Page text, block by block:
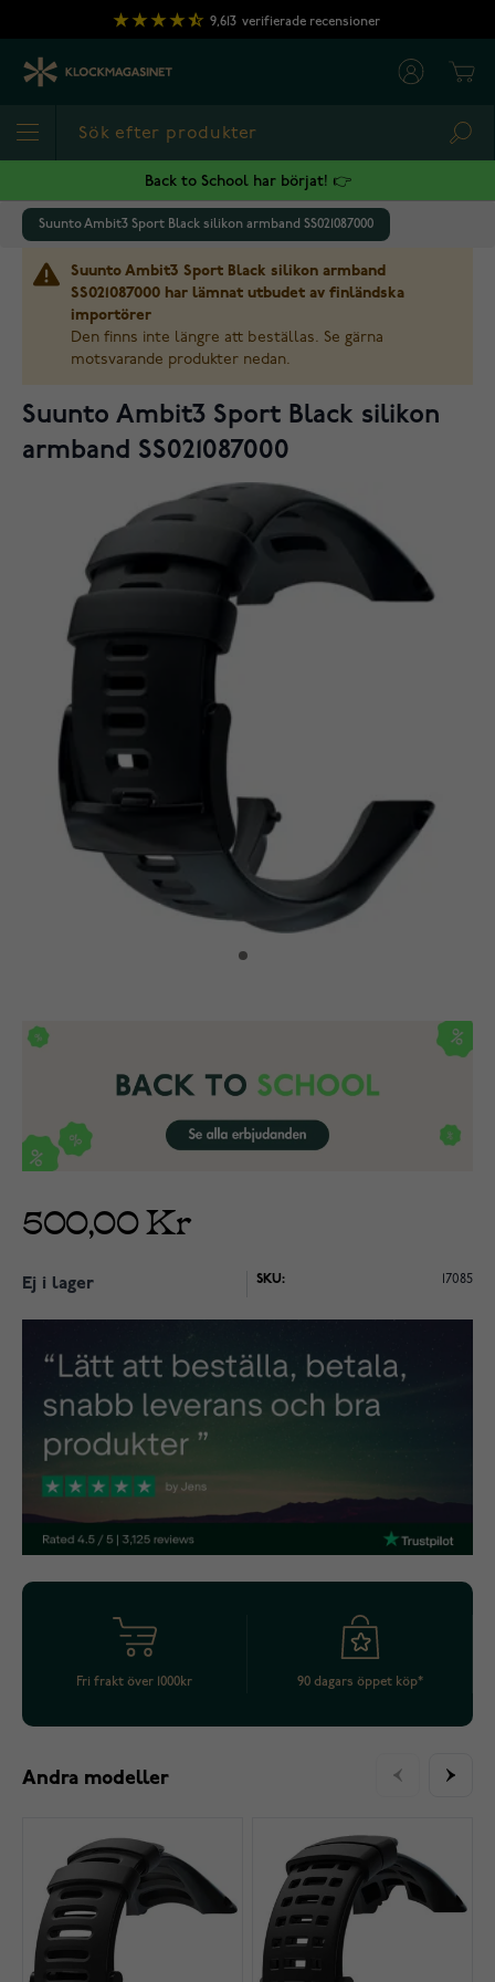
Hoppa till innehållet
9,613 verifierade recensioner
Back to School har börjat! 👉
Suunto Ambit3 Sport Black silikon armband SS021087000
Suunto Ambit3 Sport Black silikon armband
SS021087000 har lämnat utbudet av finländska
importörer
Den finns inte längre att beställas. Se gärna
motsvarande produkter nedan.
Suunto Ambit3 Sport Black silikon
armband SS021087000
500,00 Kr
Ej i lager SKU: 17085
Fri frakt över 1000kr 90 dagars öppet köp*
Andra modeller